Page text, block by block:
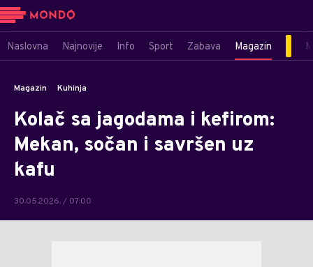
Naslovna Najnovije Info Sport Zabava Magazin
Magazin Kuhinja
Kolač sa jagodama i kefirom:
Mekan, sočan i savršen uz
kafu
30.05.2026. / 07:00